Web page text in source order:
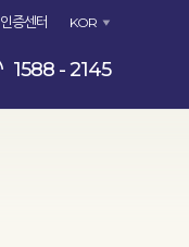
인증센터 KOR
1588 - 2145